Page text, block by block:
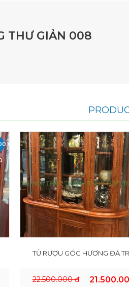
THƯ GIẢN 008
TỦ RƯỢU GÓC HƯƠNG ĐÁ
22.500.000 đ